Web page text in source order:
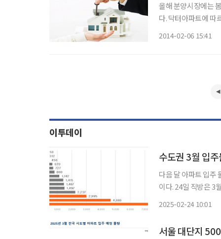
올해 분양시장에는
다. 닥터아파트에 따르면 2월 전국에서 분양이 예정된 아파트는 총 1만3816가구다. 2000년
2014-02-06 15:41
이투데이
수도권 3월 입
다음 달 아파트 입주
이다. 24일 직방은 3월 전국 아파트 입주 물량이 2만6142가구로 전월보다 46% 많다고 밝혔
2025-02-24 10:01
서울 대단지